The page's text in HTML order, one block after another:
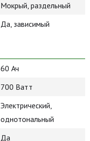
Мокрый, раздельный
Да, зависимый
60 Ач
700 Ватт
Электрический,
однотональный
Да